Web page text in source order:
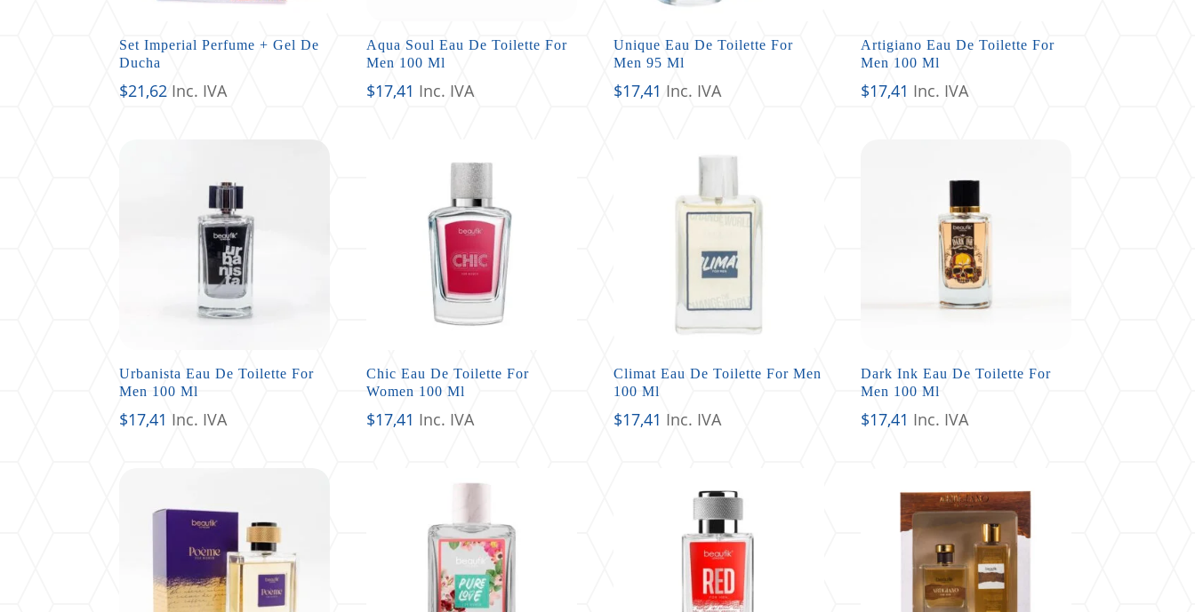
Set Imperial Perfume + Gel De
Ducha
$21,62 Inc. IVA
Aqua Soul Eau De Toilette For
Men 100 Ml
$17,41 Inc. IVA
Unique Eau De Toilette For
Men 95 Ml
$17,41 Inc. IVA
Artigiano Eau De Toilette For
Men 100 Ml
$17,41 Inc. IVA
Urbanista Eau De Toilette For
Men 100 Ml
$17,41 Inc. IVA
Chic Eau De Toilette For
Women 100 Ml
$17,41 Inc. IVA
Climat Eau De Toilette For Men
100 Ml
$17,41 Inc. IVA
Dark Ink Eau De Toilette For
Men 100 Ml
$17,41 Inc. IVA